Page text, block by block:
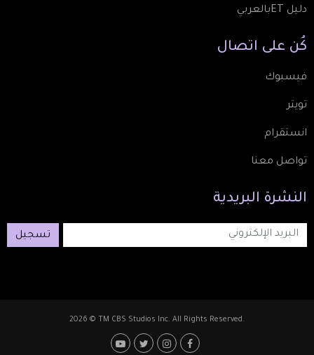
دليل ETبالعربي
كُن على اتصال
فيسبوك
تويتر
انستقرام
تواصل معنا
النشرة البريدية
تسجيل
2026 © TM CBS Studios Inc. All Rights Reserved.
Footer: Social Media